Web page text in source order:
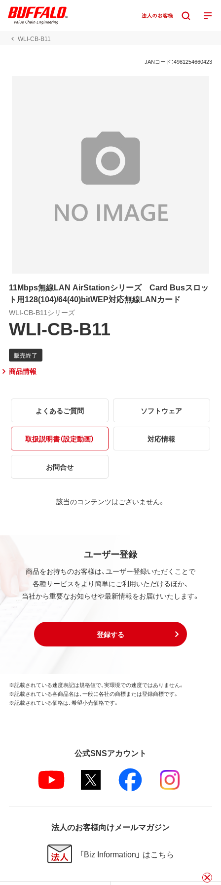
WLI-CB-B11
JANコード：4981254660423
11Mbps無線LAN AirStationシリーズ Card Busスロッ
ト用128(104)/64(40)bitWEP対応無線LANカード
WLI-CB-B11シリーズ
WLI-CB-B11
商品情報
よくあるご質問 ソフトウェア
取扱説明書（設定動画） 対応情報
お問合せ
該当のコンテンツはございません。
ユーザー登録
商品をお持ちのお客様は、ユーザー登録いただくことで
各種サービスをより簡単にご利用いただけるほか、
当社から重要なお知らせや最新情報をお届けいたします。
登録する
※記載されている速度表記は規格値で、実環境での速度ではありません。
※記載されている各商品名は、一般に各社の商標または登録商標です。
※記載されている価格は、希望小売価格です。
公式SNSアカウント
法人のお客様向けメールマガジン
「Biz Information」 はこちら